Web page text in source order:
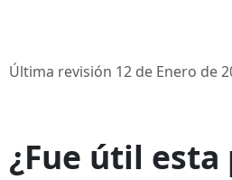
Última revisión 12 de Enero de
¿Fue útil esta